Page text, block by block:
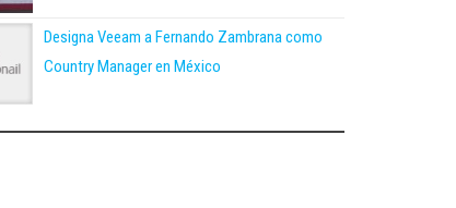
Designa Veeam a Fernando Zambrana como
Country Manager en México